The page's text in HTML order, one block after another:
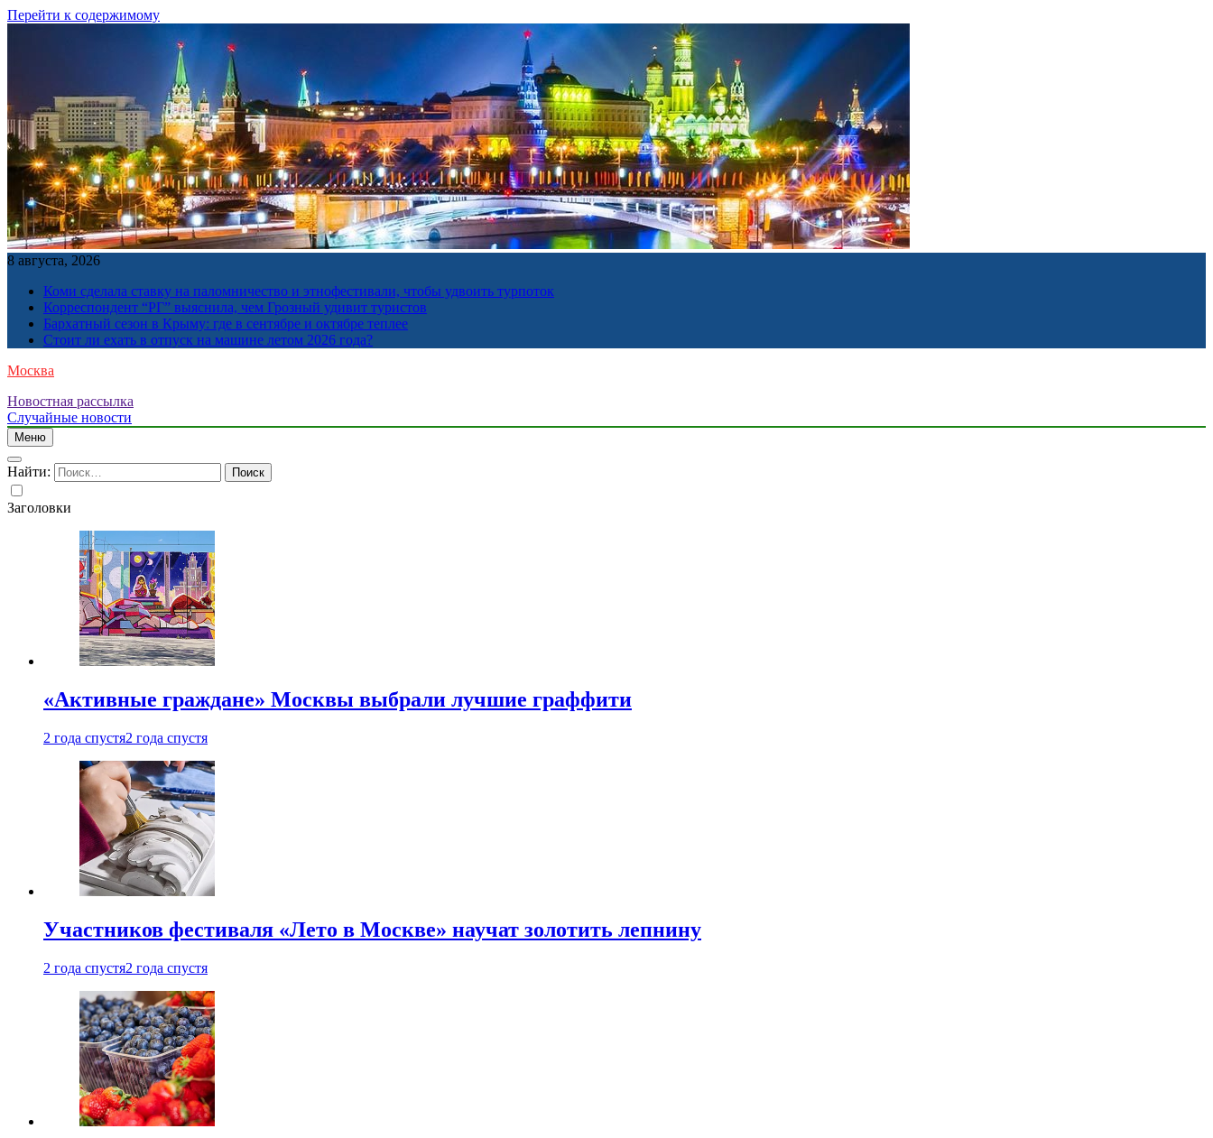
Перейти к содержимому
8 августа, 2026
Коми сделала ставку на паломничество и этнофестивали, чтобы удвоить турпоток
Корреспондент “РГ” выяснила, чем Грозный удивит туристов
Бархатный сезон в Крыму: где в сентябре и октябре теплее
Стоит ли ехать в отпуск на машине летом 2026 года?
Москва
Новостная рассылка
Случайные новости
Меню
Найти:
Заголовки
«Активные граждане» Москвы выбрали лучшие граффити
2 года спустя2 года спустя
Участников фестиваля «Лето в Москве» научат золотить лепнину
2 года спустя2 года спустя